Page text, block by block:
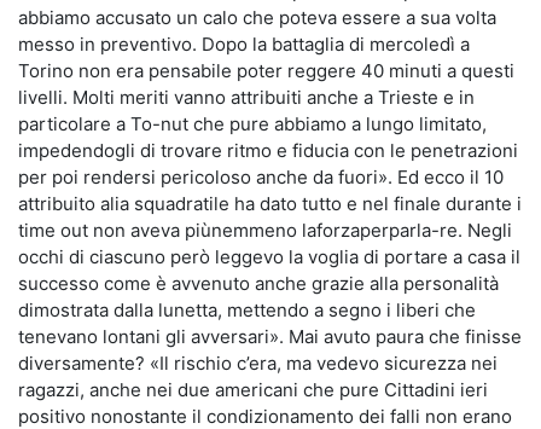
abbiamo accusato un calo che poteva essere a sua volta
messo in preventivo. Dopo la battaglia di mercoledì a
Torino non era pensabile poter reggere 40 minuti a questi
livelli. Molti meriti vanno attribuiti anche a Trieste e in
particolare a To-nut che pure abbiamo a lungo limitato,
impedendogli di trovare ritmo e fiducia con le penetrazioni
per poi rendersi pericoloso anche da fuori». Ed ecco il 10
attribuito alia squadratile ha dato tutto e nel finale durante i
time out non aveva piùnemmeno laforzaperparla-re. Negli
occhi di ciascuno però leggevo la voglia di portare a casa il
successo come è avvenuto anche grazie alla personalità
dimostrata dalla lunetta, mettendo a segno i liberi che
tenevano lontani gli avversari». Mai avuto paura che finisse
diversamente? «Il rischio c’era, ma vedevo sicurezza nei
ragazzi, anche nei due americani che pure Cittadini ieri
positivo nonostante il condizionamento dei falli non erano